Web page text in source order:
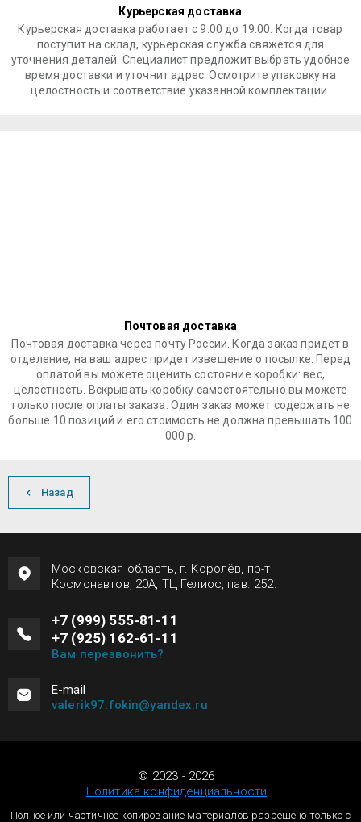
Курьерская доставка
Курьерская доставка работает с 9.00 до 19.00. Когда товар
поступит на склад, курьерская служба свяжется для
уточнения деталей. Специалист предложит выбрать удобное
время доставки и уточнит адрес. Осмотрите упаковку на
целостность и соответствие указанной комплектации.
Почтовая доставка
Почтовая доставка через почту России. Когда заказ придет в
отделение, на ваш адрес придет извещение о посылке. Перед
оплатой вы можете оценить состояние коробки: вес,
целостность. Вскрывать коробку самостоятельно вы можете
только после оплаты заказа. Один заказ может содержать не
больше 10 позиций и его стоимость не должна превышать 100
000 р.
Назад
Московская область, г. Королёв, пр-т
Космонавтов, 20А, ТЦ Гелиос, пав. 252.
+7 (999) 555-81-11
+7 (925) 162-61-11
Вам перезвонить?
Е-mail
valerik97.fokin@yandex.ru
© 2023 - 2026
Политика конфиденциальности
Полное или частичное копирование материалов разрешено только с